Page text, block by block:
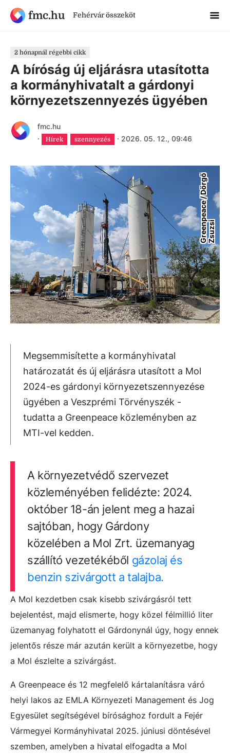
fmc.hu Fehérvár összeköt
2 hónapnál régebbi cikk
A bíróság új eljárásra utasította
a kormányhivatalt a gárdonyi
környezetszennyezés ügyében
fmc.hu
·
Hírek szennyezés · 2026. 05. 12., 09:46
G
r
e
e
n
p
e
a
c
e
/
D
ö
r
g
ő
Z
s
u
z
si
Megsemmisítette a kormányhivatal
határozatát és új eljárásra utasított a Mol
2024-es gárdonyi környezetszennyezése
ügyében a Veszprémi Törvényszék -
tudatta a Greenpeace közleményben az
MTI-vel kedden.
A környezetvédő szervezet
közleményében felidézte: 2024.
október 18-án jelent meg a hazai
sajtóban, hogy Gárdony
közelében a Mol Zrt. üzemanyag
szállító vezetékéből gázolaj és
benzin szivárgott a talajba.
A Mol kezdetben csak kisebb szivárgásról tett
bejelentést, majd elismerte, hogy közel félmillió liter
üzemanyag folyhatott el Gárdonynál úgy, hogy ennek
jelentős része már azután került a környezetbe, hogy
a Mol észlelte a szivárgást.
A Greenpeace és 12 megfelelő kártalanításra váró
helyi lakos az EMLA Környezeti Management és Jog
Egyesület segítségével bírósághoz fordult a Fejér
Vármegyei Kormányhivatal 2025. júniusi döntésével
szemben, amelyben a hivatal elfogadta a Mol